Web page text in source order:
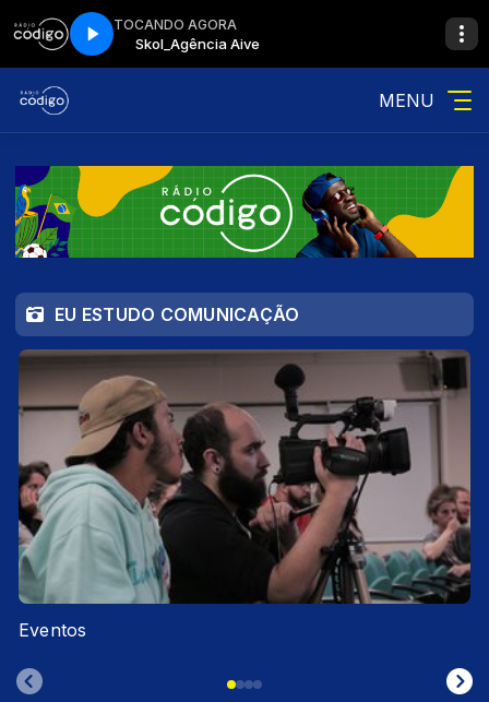
TOCANDO AGORA
Skol_Agência Aive
MENU
EU ESTUDO COMUNICAÇÃO
Eventos